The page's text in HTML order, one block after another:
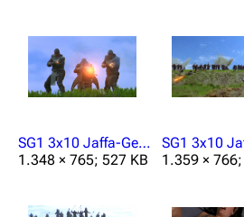
SG1 3x10 Jaffa-Geschütz.jpg
1.348 × 765; 527 KB
1.359 ×